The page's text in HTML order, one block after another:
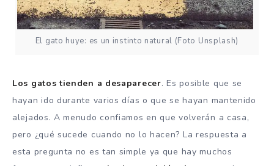
El gato huye: es un instinto natural (Foto Unsplash)
Los gatos tienden a desaparecer. Es posible que se
hayan ido durante varios días o que se hayan mantenido
alejados. A menudo confiamos en que volverán a casa,
pero ¿qué sucede cuando no lo hacen? La respuesta a
esta pregunta no es tan simple ya que hay muchos